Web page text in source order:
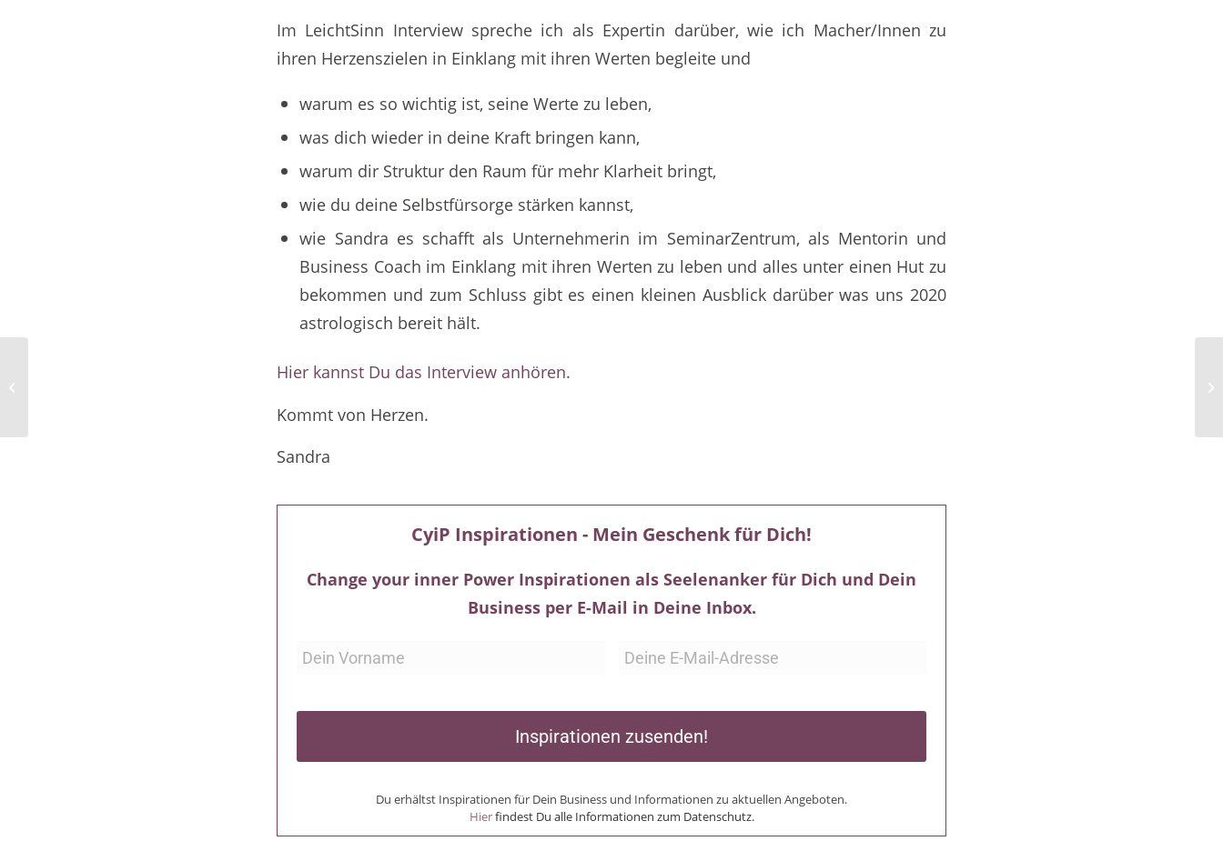
Im LeichtSinn Interview spreche ich als Expertin darüber, wie ich Macher/Innen zu
ihren Herzenszielen in Einklang mit ihren Werten begleite und
warum es so wichtig ist, seine Werte zu leben,
was dich wieder in deine Kraft bringen kann,
warum dir Struktur den Raum für mehr Klarheit bringt,
wie du deine Selbstfürsorge stärken kannst,
wie Sandra es schafft als Unternehmerin im SeminarZentrum, als Mentorin und
Business Coach im Einklang mit ihren Werten zu leben und alles unter einen Hut zu
bekommen und zum Schluss gibt es einen kleinen Ausblick darüber was uns 2020
astrologisch bereit hält.
Hier kannst Du das Interview anhören.
Kommt von Herzen.
Sandra
CyiP Inspirationen - Mein Geschenk für Dich!
Change your inner Power Inspirationen als Seelenanker für Dich und Dein
Business per E-Mail in Deine Inbox.
Inspirationen zusenden!
Du erhältst Inspirationen für Dein Business und Informationen zu aktuellen Angeboten.
Hierfindest Du alle Informationen zum Datenschutz.